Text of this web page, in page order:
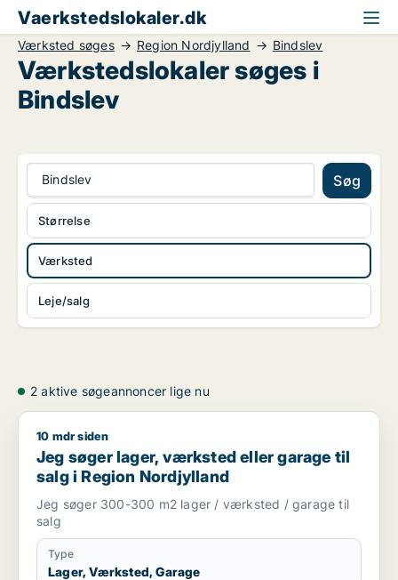
Vaerkstedslokaler.dk
Værksted søges Region Nordjylland Bindslev
Værkstedslokaler søges i
Bindslev
Bindslev Søg
Værksted
Leje/salg
Størrelse
2 aktive søgeannoncer lige nu
Jeg søger lager, værksted eller garage til salg i Region
10 mdr siden
Jeg søger lager, værksted eller garage til
salg i Region Nordjylland
Jeg søger 300-300 m2 lager / værksted / garage til
salg
Type
Lager, Værksted, Garage